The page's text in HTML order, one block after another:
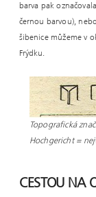
barva pak
černou barvou),
šibenice můžeme v
Frýdku.
Topografická
Hochgericht =
CESTOU NA